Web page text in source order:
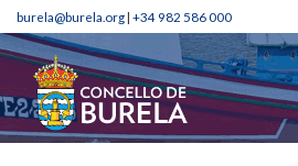
burela@burela.org| +34 982 586 000